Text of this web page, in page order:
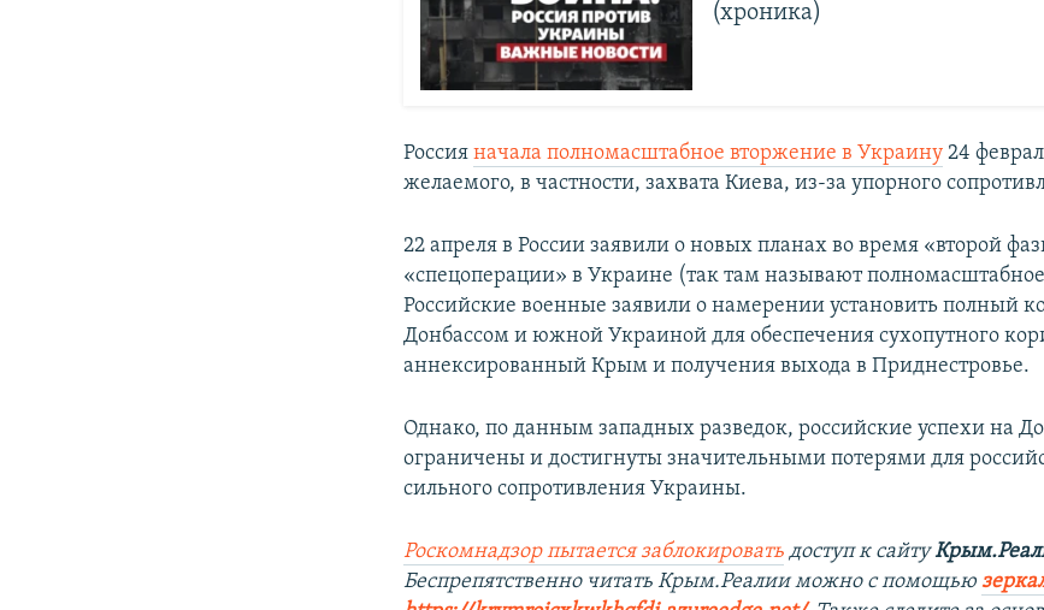
(хроника)
Россияначала полномасштабное вторжение в Украину 24
желаемого, в частности, захвата Киева, из-за упорного
22 апреля в России заявили о новых планах во время «второй
«спецоперации» в Украине (так там называют
Российские военные заявили о намерении установить полный
Донбассом и южной Украиной для обеспечения сухопутного
аннексированный Крым и получения выхода в Приднестровье.
Однако, по данным западных разведок, российские успехи на
ограничены и достигнуты значительными потерями для
сильного сопротивления Украины.
Роскомнадзор пытается заблокировать доступ к сайту
Беспрепятственно читать Крым.Реалии можно с помощью